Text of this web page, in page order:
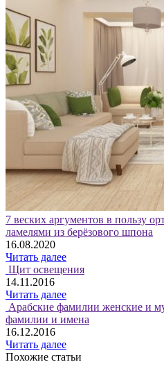
7 веских аргументов в пользу
ламелями из берёзового шпона
16.08.2020
Читать далее
Щит освещения
14.11.2016
Читать далее
Арабские фамилии женские и
фамилии и имена
16.12.2016
Читать далее
Похожие статьи